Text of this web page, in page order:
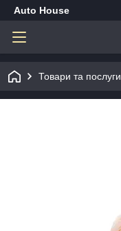
Auto House
Товари та послуги